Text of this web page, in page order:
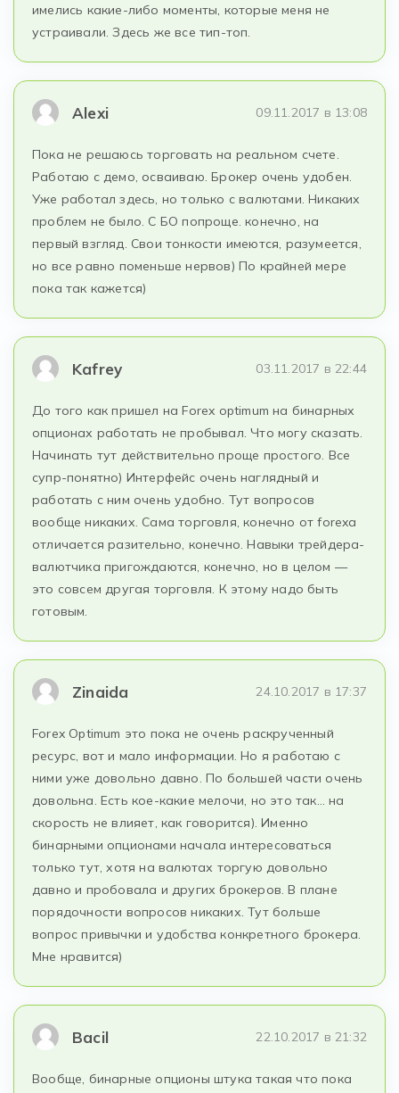
имелись какие-либо моменты, которые меня не
устраивали. Здесь же все тип-топ.
Alexi 09.11.2017 в 13:08
Пока не решаюсь торговать на реальном счете.
Работаю с демо, осваиваю. Брокер очень удобен.
Уже работал здесь, но только с валютами. Никаких
проблем не было. С БО попроще. конечно, на
первый взгляд. Свои тонкости имеются, разумеется,
но все равно поменьше нервов) По крайней мере
пока так кажется)
Kafrey 03.11.2017 в 22:44
До того как пришел на Forex optimum на бинарных
опционах работать не пробывал. Что могу сказать.
Начинать тут действительно проще простого. Все
супр-понятно) Интерфейс очень наглядный и
работать с ним очень удобно. Тут вопросов
вообще никаких. Сама торговля, конечно от forexa
отличается разительно, конечно. Навыки трейдера-
валютчика пригождаются, конечно, но в целом —
это совсем другая торговля. К этому надо быть
готовым.
Zinaida 24.10.2017 в 17:37
Forex Optimum это пока не очень раскрученный
ресурс, вот и мало информации. Но я работаю с
ними уже довольно давно. По большей части очень
довольна. Есть кое-какие мелочи, но это так… на
скорость не влияет, как говорится). Именно
бинарными опционами начала интересоваться
только тут, хотя на валютах торгую довольно
давно и пробовала и других брокеров. В плане
порядочности вопросов никаких. Тут больше
вопрос привычки и удобства конкретного брокера.
Мне нравится)
Bacil 22.10.2017 в 21:32
Вообще, бинарные опционы штука такая что пока